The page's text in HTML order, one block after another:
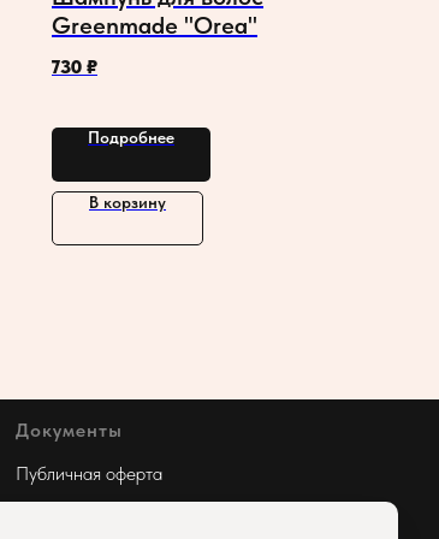
Greenmade "Orea"
730 ₽
Подробнее
В корзину
Документы
Публичная оферта